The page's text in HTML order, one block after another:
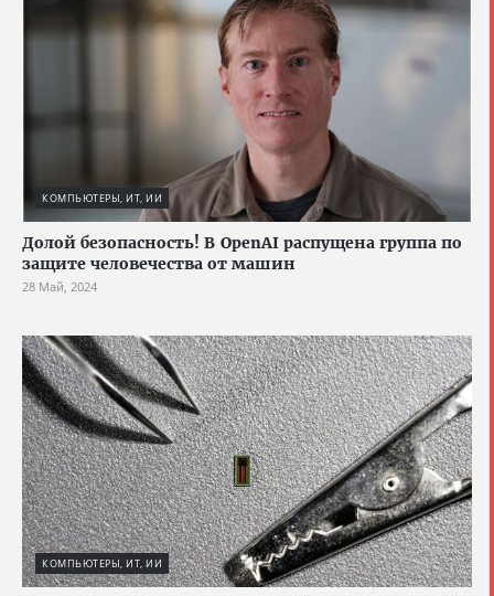
КОМПЬЮТЕРЫ, ИТ, ИИ
Долой безопасность! В OpenAI распущена группа по
защите человечества от машин
28 Май, 2024
КОМПЬЮТЕРЫ, ИТ, ИИ